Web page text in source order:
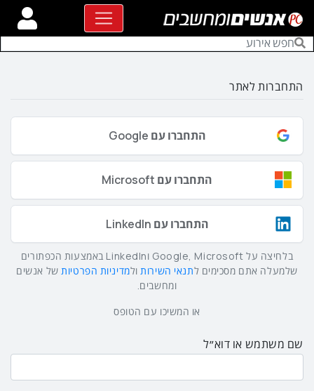
התחברות לאתר
התחברו עם Google
התחברו עם Microsoft
התחברו עם LinkedIn
בלחיצה על Google, Microsoft וLinkedIn באמצעות הכפתורים
שלמעלה אתם מסכימים לתנאי השירותולמדיניות הפרטיותשל אנשים
ומחשבים.
או המשיכו עם הטופס
שם משתמש או דוא״ל